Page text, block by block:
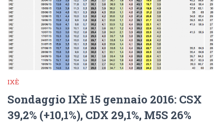
IXÈ
Sondaggio IXÈ 15 gennaio 2016: CSX
39,2% (+10,1%), CDX 29,1%, M5S 26%